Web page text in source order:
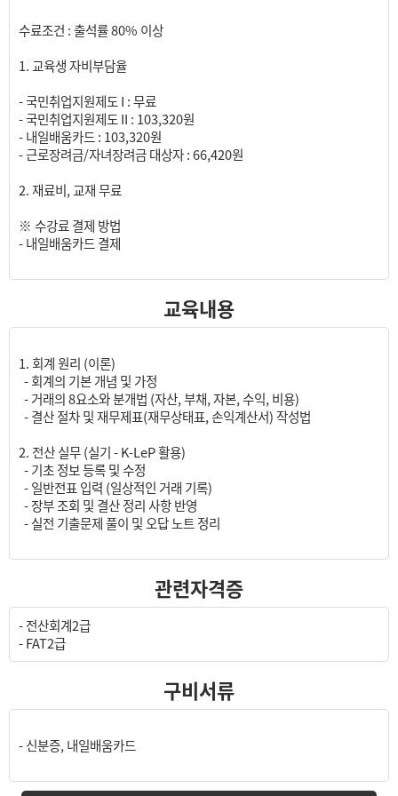
수료조건 : 출석률 80% 이상
1. 교육생 자비부담율
- 국민취업지원제도 I : 무료
- 국민취업지원제도 II : 103,320원
- 내일배움카드 : 103,320원
- 근로장려금/자녀장려금 대상자 : 66,420원
2. 재료비, 교재 무료
※ 수강료 결제 방법
- 내일배움카드 결제
교육내용
1. 회계 원리 (이론)
- 회계의 기본 개념 및 가정
- 거래의 8요소와 분개법 (자산, 부채, 자본, 수익, 비용)
- 결산 절차 및 재무제표(재무상태표, 손익계산서) 작성법
2. 전산 실무 (실기 - K-LeP 활용)
- 기초 정보 등록 및 수정
- 일반전표 입력 (일상적인 거래 기록)
- 장부 조회 및 결산 정리 사항 반영
- 실전 기출문제 풀이 및 오답 노트 정리
관련자격증
- 전산회계2급
- FAT2급
구비서류
- 신분증, 내일배움카드